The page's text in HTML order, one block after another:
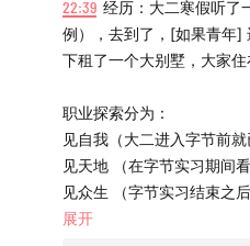
Part 2 登上高山，在大厂的
一个有名望的创作者从来不
抓住机会,强做准备：雕刻好
22:39 经历：大二寒假听了
例），去到了，[如果青年]
下租了一个大别墅，大家住
职业探索分为：
见自我（大二进入字节前就
见天地 （在字节实习期间
见众生 （字节实习结束之后
展开